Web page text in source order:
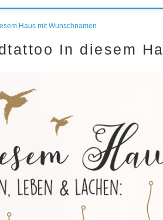
Haus mit Wunschnamen
In diesem